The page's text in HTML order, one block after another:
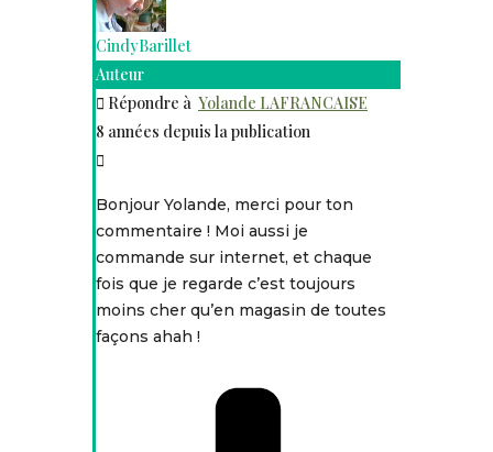
CindyBarillet
Auteur
Répondre à Yolande LAFRANCAISE
8 années depuis la publication
Bonjour Yolande, merci pour ton
commentaire ! Moi aussi je
commande sur internet, et chaque
fois que je regarde c’est toujours
moins cher qu’en magasin de toutes
façons ahah !